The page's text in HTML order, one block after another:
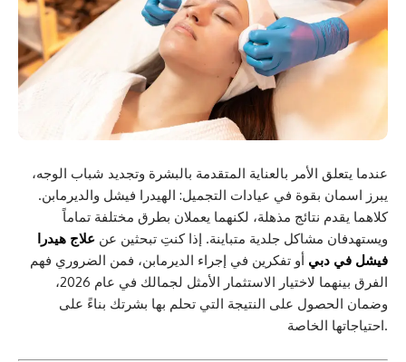
عندما يتعلق الأمر بالعناية المتقدمة بالبشرة وتجديد شباب الوجه،
يبرز اسمان بقوة في عيادات التجميل: الهيدرا فيشل والديرمابن.
كلاهما يقدم نتائج مذهلة، لكنهما يعملان بطرق مختلفة تماماً
ويستهدفان مشاكل جلدية متباينة. إذا كنتِ تبحثين عن علاج هيدرا
فيشل في دبي أو تفكرين في إجراء الديرمابن، فمن الضروري فهم
الفرق بينهما لاختيار الاستثمار الأمثل لجمالك في عام 2026،
وضمان الحصول على النتيجة التي تحلم بها بشرتك بناءً على
احتياجاتها الخاصة.